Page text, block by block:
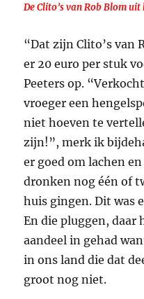
De Clito’s van Rob Blom
“Dat zijn Clito’s van
er 20 euro per stuk
Peeters op.
vroeger een
niet hoeven te
zijn!”, merk ik
er goed om lachen
dronken nog één of
huis gingen. Dit was
En die pluggen, daar
aandeel in gehad
in ons land die dat
groot nog niet.